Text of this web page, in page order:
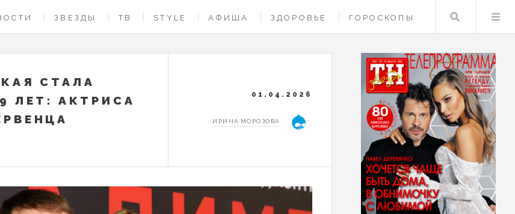
ЗВЕЗДЫ ТВ STYLE АФИША ЗДОРОВЬЕ ГОРОСКОПЫ Поиск
СТАЛА
ЛЕТ: АКТРИСА
01.04.2026
ИРИНА МОРОЗОВА